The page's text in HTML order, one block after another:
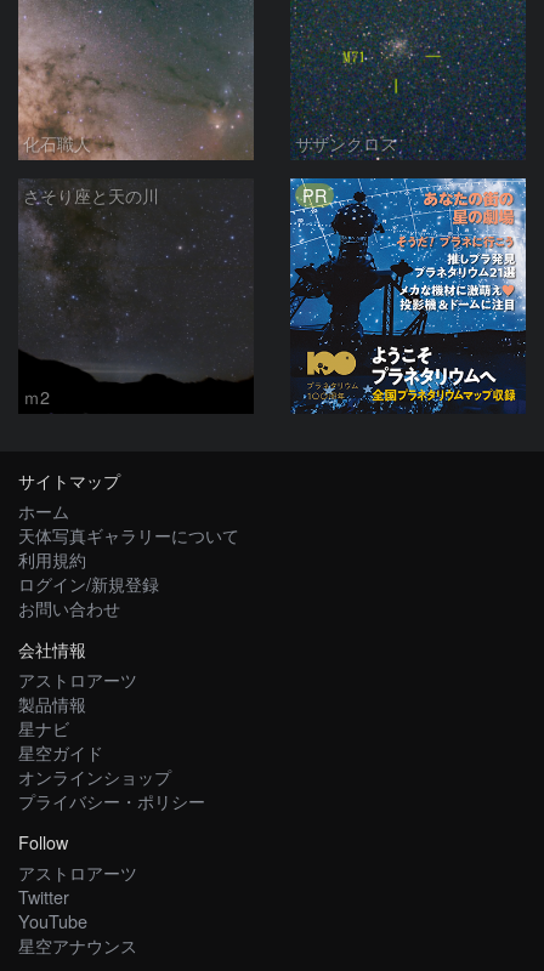
化石職人 サザンクロス
さそり座と天の川
ｍ2
PR
サイトマップ
ホーム
天体写真ギャラリーについて
利用規約
ログイン/新規登録
お問い合わせ
会社情報
アストロアーツ
製品情報
星ナビ
星空ガイド
オンラインショップ
プライバシー・ポリシー
Follow
アストロアーツ
Twitter
YouTube
星空アナウンス